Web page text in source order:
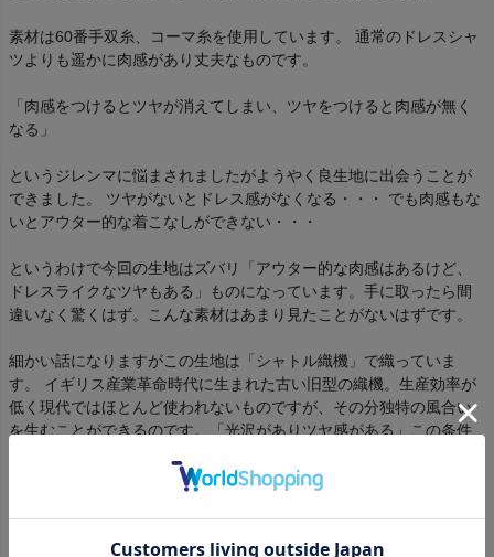
素材は60番手双糸、コーマ糸を使用しています。 通常のドレスシャ
ツよりも遥かに肉感があり丈夫なものです。
「肉感をつけるとツヤが消えてしまい、ツヤをつけると肉感が無く
なる」
というジレンマに悩まされましたがようやく良生地に出会うことが
できました。 ツヤがないとドレス感がなくなる・・・ でも肉感もな
いとアウター的な着こなしができない・・・
というわけで今回の生地はズバリ「アウター的な肉感はあるけど、
ドレスライクなツヤもある」ものになっています。手に取ったら間
違いなく驚くはず。こんな素材はあまり見たことがないはずです。
細かい話になりますがこの生地は「シャトル織機」で織っていま
す。 イギリス産業革命時代に生まれた古い旧型の織機。生産効率が
低く現代ではほとんど使われないものですが、その分独特の風合い
を生むことができるのです。「光沢がありツヤ感がある」この条件
ストは高くなってしまいましたが・・・さんざシャツを見てきた私
ライクな「白」に加えて、 遊び的に「インディゴカラー」を作りま
した。こちらは白にインディゴ染めを施したものでいわゆる「デニ